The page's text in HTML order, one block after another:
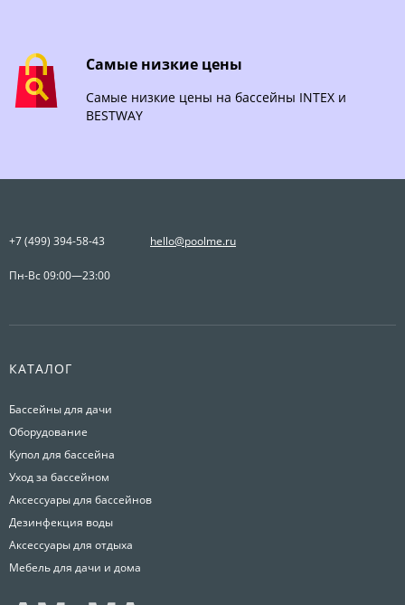
Самые низкие цены
Самые низкие цены на бассейны INTEX и
BESTWAY
+7 (499) 394-58-43 hello@poolme.ru
Пн-Вс 09:00—23:00
КАТАЛОГ
Бассейны для дачи
Оборудование
Купол для бассейна
Уход за бассейном
Аксессуары для бассейнов
Дезинфекция воды
Аксессуары для отдыха
Мебель для дачи и дома